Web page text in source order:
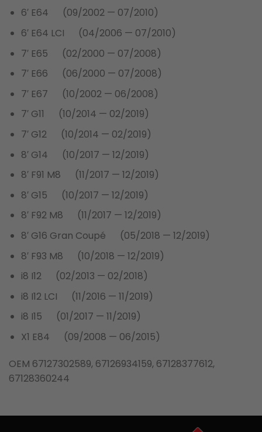
6′ E64 (09/2002 — 07/2010)
6′ E64 LCI (04/2006 — 07/2010)
7′ E65 (02/2000 — 07/2008)
7′ E66 (06/2000 — 07/2008)
7′ E67 (10/2002 — 06/2008)
7′ G11 (10/2014 — 02/2019)
7′ G12 (10/2014 — 02/2019)
8′ G14 (10/2017 — 12/2019)
8′ F91 M8 (11/2017 — 12/2019)
8′ G15 (10/2017 — 12/2019)
8′ F92 M8 (11/2017 — 12/2019)
8′ G16 Gran Coupé (05/2018 — 12/2019)
8′ F93 M8 (10/2018 — 12/2019)
i8 I12 (02/2013 — 02/2018)
i8 I12 LCI (11/2016 — 11/2019)
i8 I15 (01/2017 — 11/2019)
X1 E84 (09/2008 — 06/2015)
OEM 67127302589, 67126934159, 67128377612,
67128360244